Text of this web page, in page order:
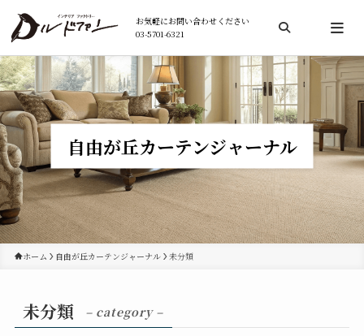
お気軽にお問い合わせください
03-5701-6321
検索
自由が丘カーテンジャーナル
ホーム 自由が丘カーテンジャーナル 未分類
未分類 – category –